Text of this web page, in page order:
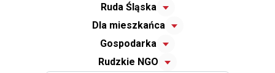
Ruda Śląska
Dla mieszkańca
Gospodarka
Rudzkie NGO